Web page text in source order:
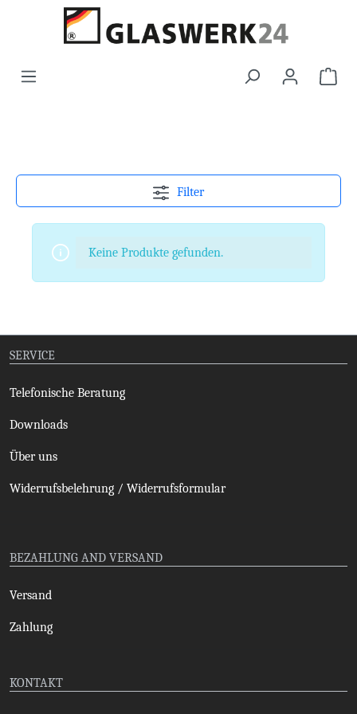
Filter
Keine Produkte gefunden.
SERVICE
Telefonische Beratung
Downloads
Über uns
Widerrufsbelehrung / Widerrufsformular
BEZAHLUNG AND VERSAND
Versand
Zahlung
KONTAKT